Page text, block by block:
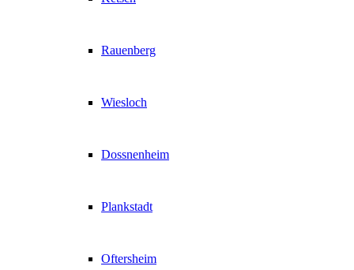
Rauenberg
Wiesloch
Dossnenheim
Plankstadt
Oftersheim